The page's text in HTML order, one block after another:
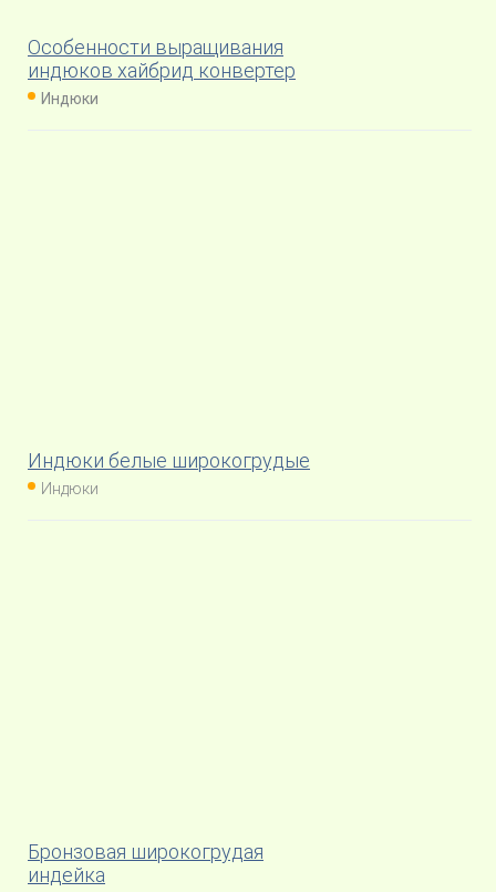
Особенности выращивания
индюков хайбрид конвертер
Индюки
Индюки белые широкогрудые
Индюки
Бронзовая широкогрудая
индейка